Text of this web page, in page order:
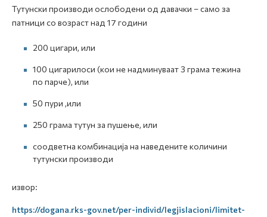
Тутунски производи ослободени од давачки – само за
патници со возраст над 17 години
200 цигари, или
100 цигарилоси (кои не надминуваат 3 грама тежина
по парче), или
50 пури ,или
250 грама тутун за пушење, или
соодветна комбинација на наведените количини
тутунски производи
извор:
https://dogana.rks-gov.net/per-individ/legjislacioni/limitet-